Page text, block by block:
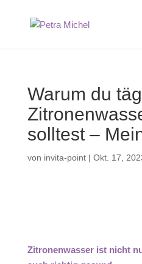
Warum du
solltest –
von invita-point| Okt. 17,
Zitronenwasser ist nicht